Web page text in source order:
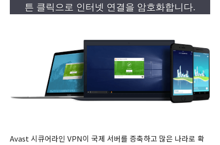
튼 클릭으로 인터넷 연결을 암호화합니다.
Avast 시큐어라인 VPN이 국제 서버를 증축하고 많은 나라로 확